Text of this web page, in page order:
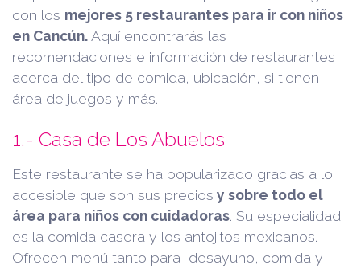
con los mejores 5 restaurantes para ir con niños
en Cancún. Aquí encontrarás las
recomendaciones e información de restaurantes
acerca del tipo de comida, ubicación, si tienen
área de juegos y más.
1.- Casa de Los Abuelos
Este restaurante se ha popularizado gracias a lo
accesible que son sus precios y sobre todo el
área para niños con cuidadoras . Su especialidad
es la comida casera y los antojitos mexicanos.
Ofrecen menú tanto para desayuno, comida y